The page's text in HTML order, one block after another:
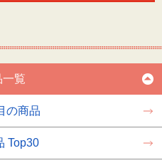
一覧
の商品
Top30